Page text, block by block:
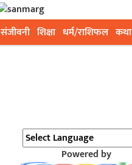
संजीवनी शिक्षा धर्म/राशिफल कथा
Powered by